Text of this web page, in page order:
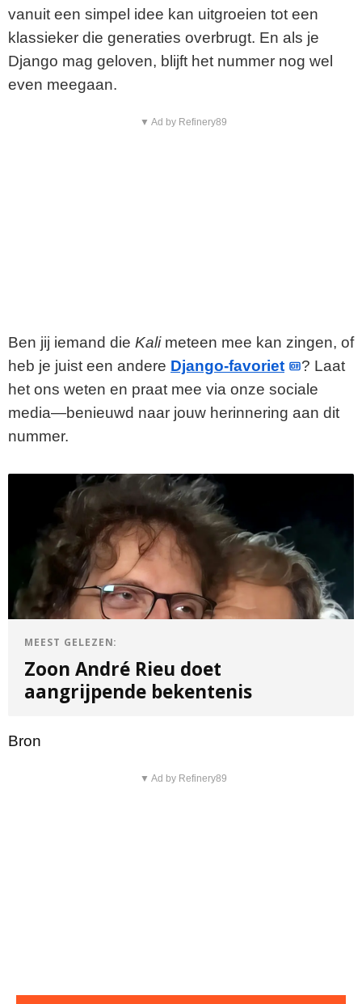
vanuit een simpel idee kan uitgroeien tot een
klassieker die generaties overbrugt. En als je
Django mag geloven, blijft het nummer nog wel
even meegaan.
▼ Ad by Refinery89
Ben jij iemand die Kalimeteen mee kan zingen, of
heb je juist een andere Django-favoriet
? Laat
het ons weten en praat mee via onze sociale
media—benieuwd naar jouw herinnering aan dit
nummer.
MEEST GELEZEN:
Zoon André Rieu doet
aangrijpende bekentenis
Bron
▼ Ad by Refinery89